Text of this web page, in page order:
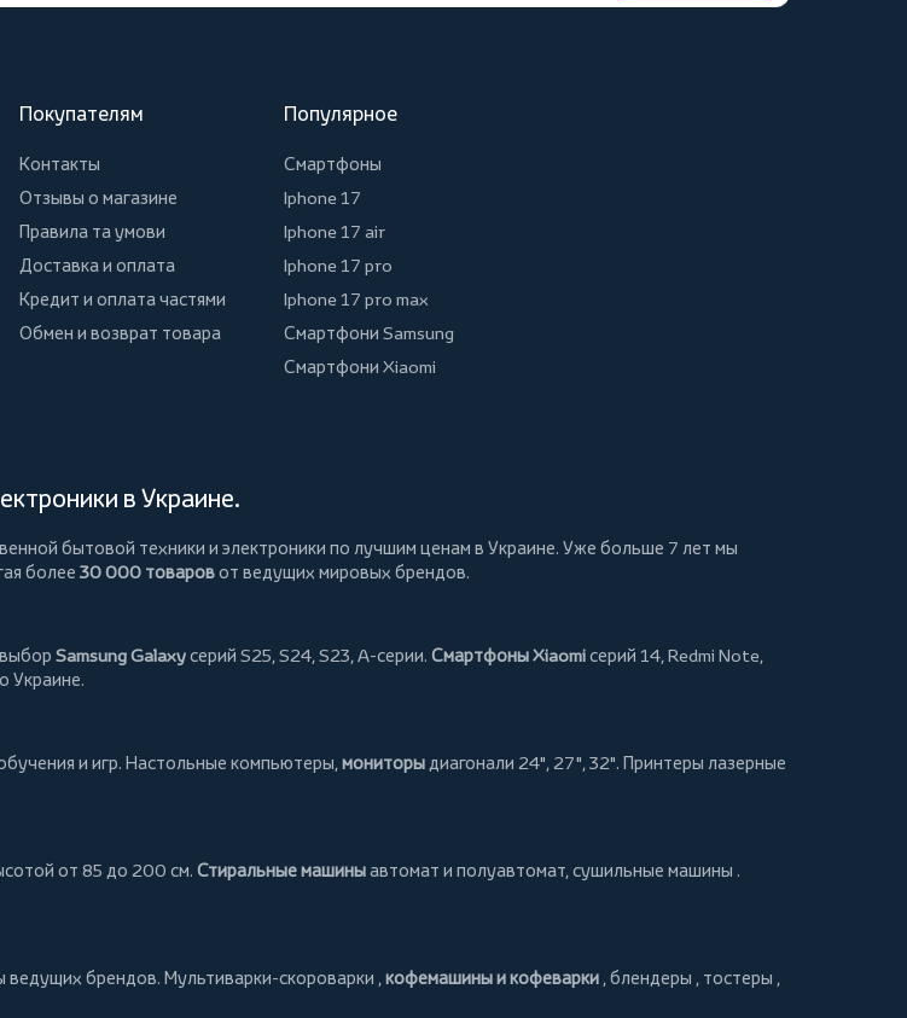
Покупателям
Контакты
Отзывы о магазине
Правила та умови
Доставка и оплата
Кредит и оплата частями
Обмен и возврат товара
Популярное
Смартфоны
Iphone 17
Iphone 17 air
Iphone 17 pro
Iphone 17 pro max
Смартфони Samsung
Смартфони Xiaomi
в Украине.
бытовой техники и электроники по лучшим ценам в Украине. Уже больше 7 лет мы
более 30 000 товаровот ведущих мировых брендов.
Samsung Galaxyсерий S25, S24, S23, A-серии. Смартфоны Xiaomiсерий 14, Redmi Note,
Украине.
и игр. Настольные компьютеры,мониторыдиагонали 24", 27", 32". Принтеры лазерные
от 85 до 200 см. Стиральные машиныавтомат и полуавтомат,сушильные машины .
ведущих брендов. Мультиварки-скороварки ,кофемашины и кофеварки ,блендеры , тостеры ,